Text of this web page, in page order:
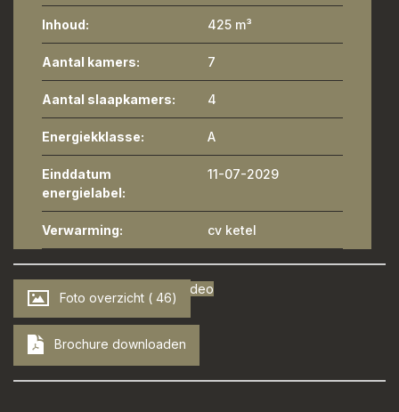
Inhoud: 425 m³
Aantal kamers: 7
Aantal slaapkamers: 4
Energiekklasse: A
Einddatum
energielabel:
11-07-2029
Verwarming: cv ketel
Foto overzicht ( 46)
Video
Brochure downloaden